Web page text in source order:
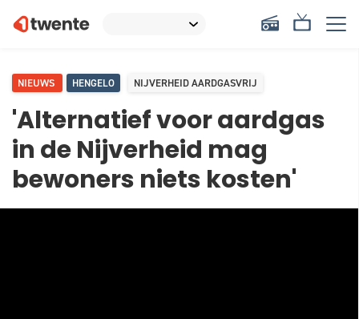
NIEUWS HENGELO NIJVERHEID AARDGASVRIJ
'Alternatief voor aardgas
in de Nijverheid mag
bewoners niets kosten'